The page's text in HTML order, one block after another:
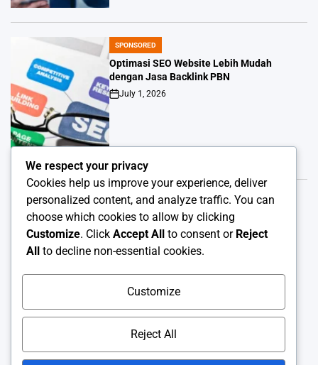
POSTED
IN
SPONSORED
Optimasi SEO Website Lebih Mudah
dengan Jasa Backlink PBN
Post
Date
July 1, 2026
POSTED
IN
SPONSORED
Alasan OKJKT Layak Masuk Daftar
Pilihanmu
Post
June 19, 2026
We respect your privacy
Cookies help us improve your experience, deliver
personalized content, and analyze traffic. You can
choose which cookies to allow by clicking
Customize. Click Accept All to consent or Reject
All to decline non-essential cookies.
Customize
Reject All